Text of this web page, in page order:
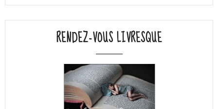
RENDEZ-VOUS LIVRESQUE